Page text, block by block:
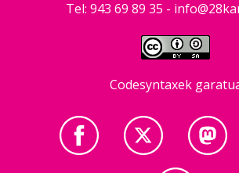
Tel: 943 69 89 35 -
Codesyntaxek